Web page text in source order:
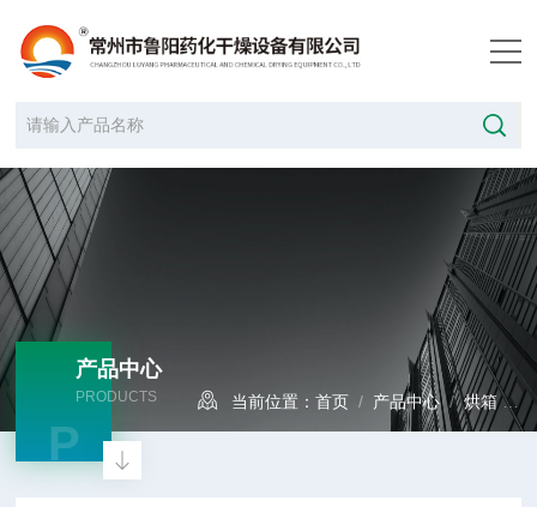
产品中心
PRODUCTS
P
当前位置：首页 / 产品中心/烘箱/